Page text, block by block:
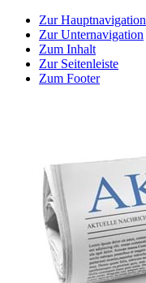
Zur Hauptnavigation
Zur Unternavigation
Zum Inhalt
Zur Seitenleiste
Zum Footer